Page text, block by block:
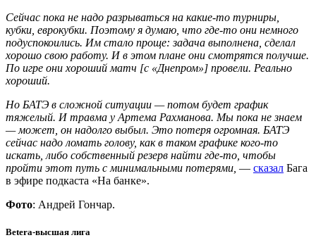
Сейчас пока не надо разрываться на какие-то турниры,
кубки, еврокубки. Поэтому я думаю, что где-то они немного
подуспокоились. Им стало проще: задача выполнена, сделал
хорошо свою работу. И в этом плане они смотрятся получше.
По игре они хороший матч [с «Днепром»] провели. Реально
хороший.
Но БАТЭ в сложной ситуации — потом будет график
тяжелый. И травма у Артема Рахманова. Мы пока не знаем
— может, он надолго выбыл. Это потеря огромная. БАТЭ
сейчас надо ломать голову, как в таком графике кого-то
искать, либо собственный резерв найти где-то, чтобы
пройти этот путь с минимальными потерями, — сказал Бага
в эфире подкаста «На банке».
Фото: Андрей Гончар.
Betera-высшая лига